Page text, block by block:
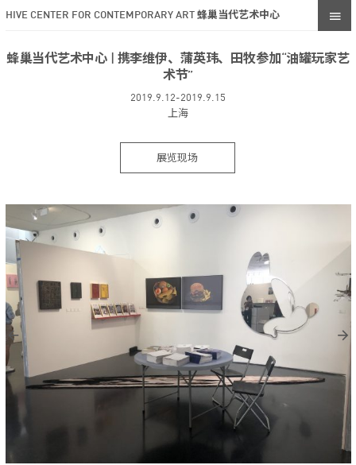
HIVE CENTER FOR CONTEMPORARY ART 蜂巢当代艺术中心
蜂巢当代艺术中心 | 携李维伊、蒲英玮、田牧参加“油罐玩家艺
术节”
2019.9.12-2019.9.15
上海
展览现场